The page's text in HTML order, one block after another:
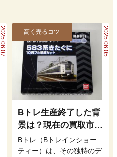
2025.06.07 2025.06.05
高く売るコツ
Bトレ生産終了した背
景は？現在の買取市場
での評価や高値で売る
ポイント
Bトレ（Bトレインショー
ティー）は、その独特のデ